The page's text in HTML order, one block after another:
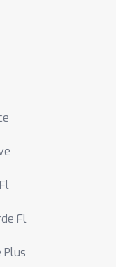
Fl
Plus